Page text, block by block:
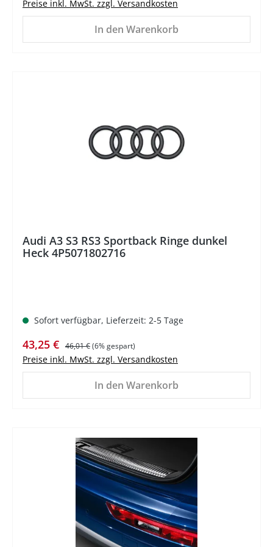
Preise inkl. MwSt. zzgl. Versandkosten
In den Warenkorb
Audi A3 S3 RS3 Sportback Ringe dunkel
Heck 4P5071802716
Sofort verfügbar, Lieferzeit: 2-5 Tage
Verkaufspreis:
43,25 € Regulärer Preis:
46,01 €(6% gespart)
Preise inkl. MwSt. zzgl. Versandkosten
In den Warenkorb